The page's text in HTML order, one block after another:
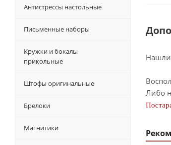
Нашли
Либо
Антистрессы настольные
Письменные наборы
Кружки и бокалы
прикольные
Штофы оригинальные
Брелоки
Магнитики